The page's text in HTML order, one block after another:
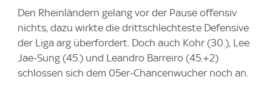
Den Rheinländern gelang vor der Pause offensiv
nichts, dazu wirkte die drittschlechteste Defensive
der Liga arg überfordert. Doch auch Kohr (30.), Lee
Jae-Sung (45.) und Leandro Barreiro (45.+2)
schlossen sich dem 05er-Chancenwucher noch an.